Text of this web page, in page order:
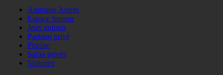
Animaux Admis
Espace fumeur
Jeux enfants
Parking privé
Piscine
Salon privés
Voiturier